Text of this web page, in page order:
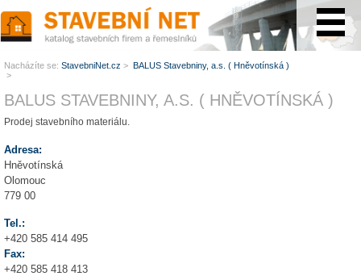
BALUS STAVEBNINY, A.S. ( HNĚVOTÍNSKÁ )
Prodej stavebního materiálu.
Adresa:
Hněvotínská
Olomouc
779 00
Tel.:
+420 585 414 495
Fax:
+420 585 418 413
Nacházíte se: StavebniNet.cz > BALUS Stavebniny, a.s. ( Hněvotínská )
>